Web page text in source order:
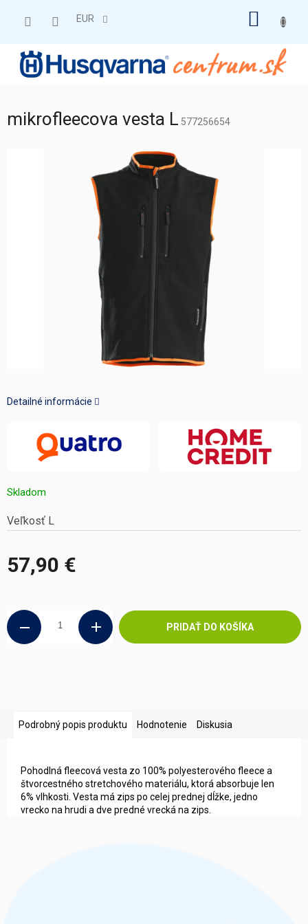
EUR
mikrofleecova vesta L 577256654
57,90 €
Skladom
PRIDAŤ DO KOŠÍKA
Veľkosť L
Detailné informácie
Podrobný popis produktu Hodnotenie Diskusia
Pohodlná fleecová vesta zo 100% polyesterového fleece a
štvorcestného stretchového materiálu, ktorá absorbuje len
6% vlhkosti. Vesta má zips po celej prednej dĺžke, jedno
vrecko na hrudi a dve predné vrecká na zips.